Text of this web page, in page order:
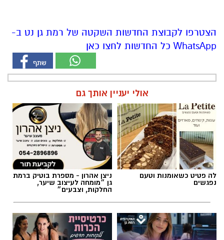
הצטרפו לקבוצת החדשות השקטה של רמת גן נט ב-
WhatsApp כל החדשות לחצו כאן
אולי יעניין אותך גם
לה פטיט כשאומנות וטעם
נפגשים
ניצן אהרון - מספרת בוטיק ברמת
גן ״מומחה לעיצוב שיער,
החלקות, וצבעים״